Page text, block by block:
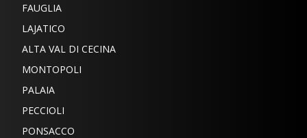
FAUGLIA
LAJATICO
ALTA VAL DI CECINA
MONTOPOLI
PALAIA
PECCIOLI
PONSACCO